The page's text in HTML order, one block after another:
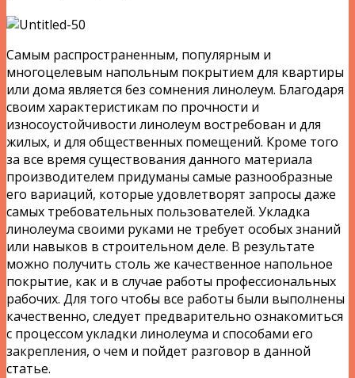
Самым распространенным, популярным и
многоцелевым напольным покрытием для квартиры
или дома является без сомнения линолеум. Благодаря
своим характеристикам по прочности и
износоустойчивости линолеум востребован и для
жилых, и для общественных помещений. Кроме того
за все время существования данного материала
производителем придуманы самые разнообразные
его вариаций, которые удовлетворят запросы даже
самых требовательных пользователей. Укладка
линолеума своими руками не требует особых знаний
или навыков в строительном деле. В результате
можно получить столь же качественное напольное
покрытие, как и в случае работы профессиональных
рабочих. Для того чтобы все работы были выполнены
качественно, следует предварительно ознакомиться
с процессом укладки линолеума и способами его
закрепления, о чем и пойдет разговор в данной
статье.